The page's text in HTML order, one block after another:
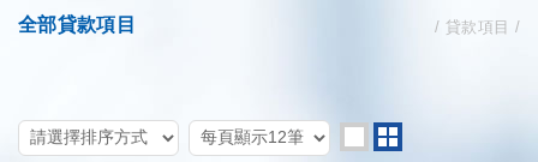
全部貸款項目 貸款項目